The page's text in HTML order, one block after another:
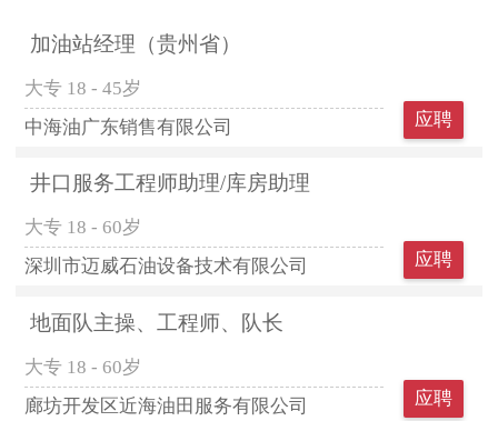
加油站经理（贵州省）
大专 18 - 45岁
中海油广东销售有限公司
应聘
井口服务工程师助理/库房助理
大专 18 - 60岁
深圳市迈威石油设备技术有限公司
应聘
地面队主操、工程师、队长
大专 18 - 60岁
廊坊开发区近海油田服务有限公司
应聘